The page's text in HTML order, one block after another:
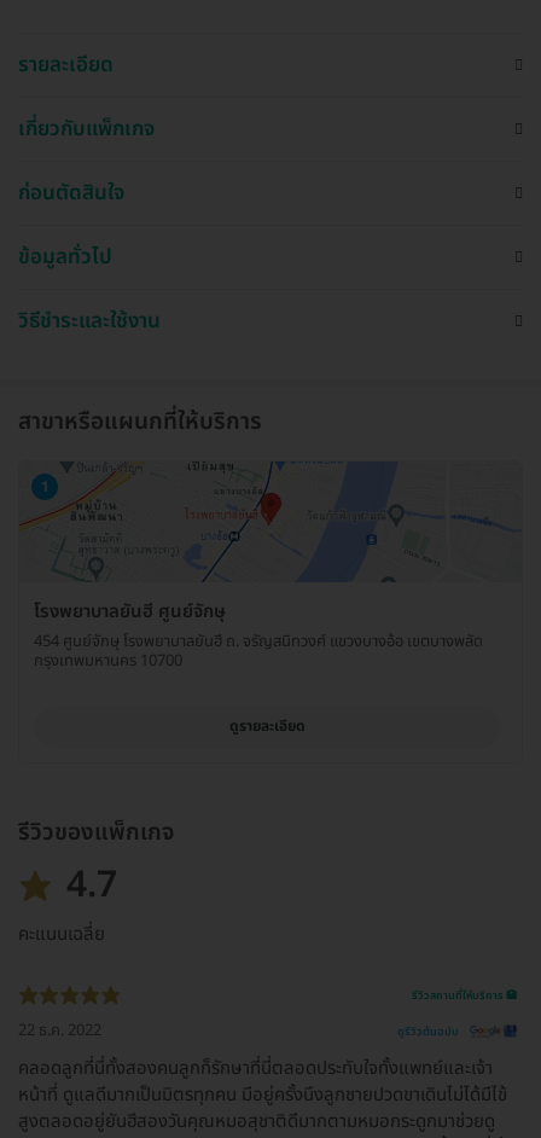
รายละเอียด
เกี่ยวกับแพ็กเกจ
ก่อนตัดสินใจ
ข้อมูลทั่วไป
วิธีชำระและใช้งาน
สาขาหรือแผนกที่ให้บริการ
1
โรงพยาบาลยันฮี ศูนย์จักษุ
454 ศูนย์จักษุ โรงพยาบาลยันฮี ถ. จรัญสนิทวงศ์ แขวงบางอ้อ เขตบางพลัด
กรุงเทพมหานคร 10700
ดูรายละเอียด
รีวิวของแพ็กเกจ
4.7
คะแนนเฉลี่ย
รีวิวสถานที่ให้บริการ 🏥
22 ธ.ค. 2022 ดูรีวิวต้นฉบับ
คลอดลูกที่นี่ทั้งสองคนลูกก็รักษาที่นี่ตลอดประทับใจทั้งแพทย์และเจ้า
หน้าที่ ดูแลดีมากเป็นมิตรทุกคน มีอยู่ครั้งนึงลูกชายปวดขาเดินไม่ได้มีไข้
สูงตลอดอยู่ยันฮีสองวันคุณหมอสุชาติดีมากตามหมอกระดูกมาช่วยดู